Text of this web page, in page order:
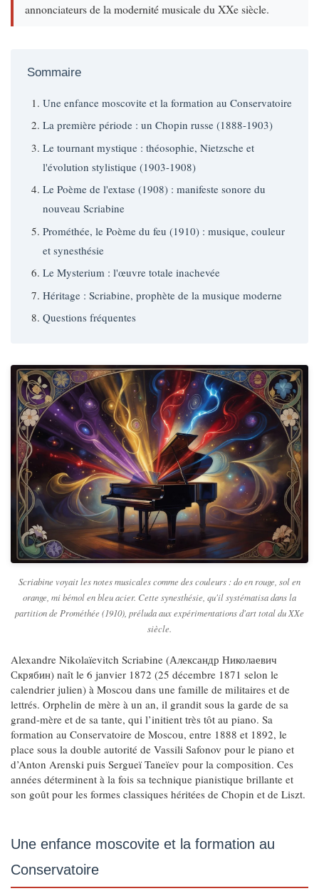
annonciateurs de la modernité musicale du XXe siècle.
Sommaire
Une enfance moscovite et la formation au Conservatoire
La première période : un Chopin russe (1888-1903)
Le tournant mystique : théosophie, Nietzsche et
l'évolution stylistique (1903-1908)
Le Poème de l'extase (1908) : manifeste sonore du
nouveau Scriabine
Prométhée, le Poème du feu (1910) : musique, couleur
et synesthésie
Le Mysterium : l'œuvre totale inachevée
Héritage : Scriabine, prophète de la musique moderne
Questions fréquentes
Scriabine voyait les notes musicales comme des couleurs : do en rouge, sol en
orange, mi bémol en bleu acier. Cette synesthésie, qu'il systématisa dans la
partition de Prométhée (1910), préluda aux expérimentations d'art total du XXe
siècle.
Alexandre Nikolaïevitch Scriabine (Александр Николаевич
Скрябин) naît le 6 janvier 1872 (25 décembre 1871 selon le
calendrier julien) à Moscou dans une famille de militaires et de
lettrés. Orphelin de mère à un an, il grandit sous la garde de sa
grand-mère et de sa tante, qui l’initient très tôt au piano. Sa
formation au Conservatoire de Moscou, entre 1888 et 1892, le
place sous la double autorité de Vassili Safonov pour le piano et
d’Anton Arenski puis Sergueï Taneïev pour la composition. Ces
années déterminent à la fois sa technique pianistique brillante et
son goût pour les formes classiques héritées de Chopin et de Liszt.
Une enfance moscovite et la formation au
Conservatoire